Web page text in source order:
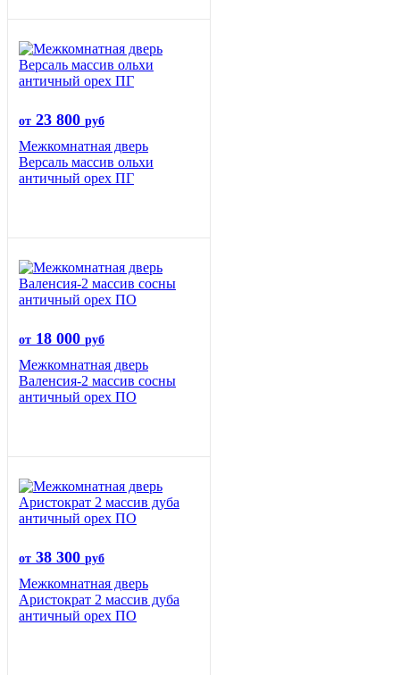
от 23 800 руб
Межкомнатная дверь
Версаль массив ольхи
античный орех ПГ
от 18 000 руб
Межкомнатная дверь
Валенсия-2 массив сосны
античный орех ПО
от 38 300 руб
Межкомнатная дверь
Аристократ 2 массив дуба
античный орех ПО